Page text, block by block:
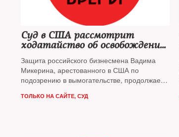
Суд в США рассмотрит
ходатайство об освобождении
российского бизнесмена
Микерина
Защита российского бизнесмена Вадима
Микерина, арестованного в США по
подозрению в вымогательстве, продолжает
ТОЛЬКО НА САЙТЕ, СУД